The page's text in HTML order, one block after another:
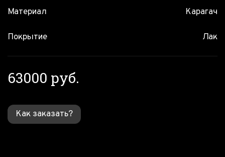
Материал Карагач
Покрытие Лак
63000 руб.
Как заказать?